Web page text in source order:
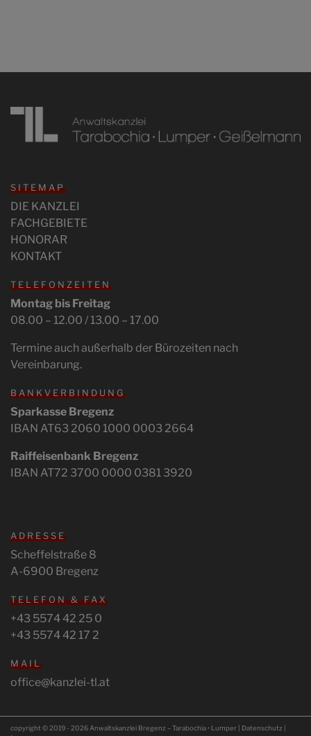
SITEMAP
DIE KANZLEI
FACHGEBIETE
HONORAR
KONTAKT
TELEFONZEITEN
Montag bis Freitag
08.00 – 12.00 / 13.00 – 17.00
Termine auch außerhalb der Bürozeiten nach
Vereinbarung.
BANKVERBINDUNG
Sparkasse Bregenz
IBAN AT63 2060 1000 0003 2664
Raiffeisenbank Bregenz
IBAN AT72 3700 0000 0381 3920
ADRESSE
Scheffelstraße 8
A-6900 Bregenz
TELEFON & FAX
+43 5574 42 25 0
+43 5574 42 17 2
MAIL
office@kanzlei-tl.at
copyright © 2019 - 2026 Anwaltskanzlei Bregenz – Tarabochia • Lumper | Datenschutz